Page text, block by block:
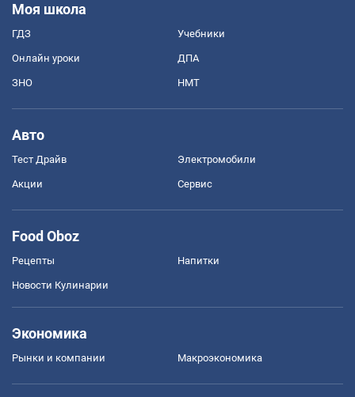
Моя школа
ГДЗ Учебники
Онлайн уроки ДПА
ЗНО НМТ
Авто
Тест Драйв Электромобили
Акции Сервис
Food Oboz
Рецепты Напитки
Новости Кулинарии
Экономика
Рынки и компании Mакроэкономика